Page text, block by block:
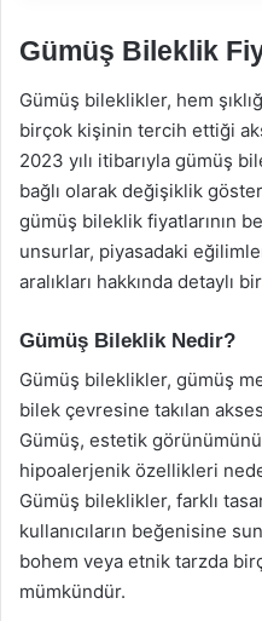
Gümüş Bileklik
Gümüş bileklikler, hem
birçok kişinin tercih ettiği
2023 yılı itibarıyla gümüş
bağlı olarak değişiklik
gümüş bileklik fiyatlarının
unsurlar, piyasadaki
aralıkları hakkında detaylı
Gümüş Bileklik Nedir?
Gümüş bileklikler, gümüş
bilek çevresine takılan
Gümüş, estetik görünümünün
hipoalerjenik özellikleri
Gümüş bileklikler, farklı
kullanıcıların beğenisine
bohem veya etnik tarzda
mümkündür.